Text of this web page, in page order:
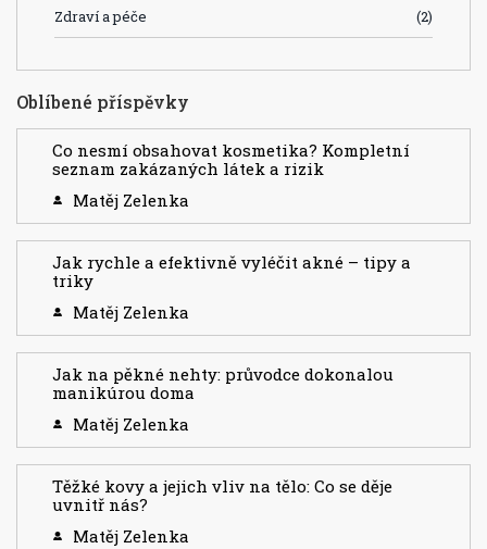
Zdraví a péče (2)
Oblíbené příspěvky
Co nesmí obsahovat kosmetika? Kompletní
seznam zakázaných látek a rizik
Matěj Zelenka
Jak rychle a efektivně vyléčit akné – tipy a
triky
Matěj Zelenka
Jak na pěkné nehty: průvodce dokonalou
manikúrou doma
Matěj Zelenka
Těžké kovy a jejich vliv na tělo: Co se děje
uvnitř nás?
Matěj Zelenka